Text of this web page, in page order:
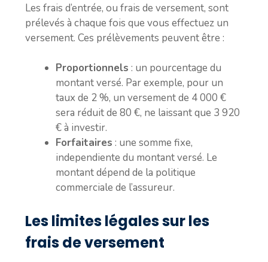
Les frais d’entrée, ou frais de versement, sont
prélevés à chaque fois que vous effectuez un
versement. Ces prélèvements peuvent être :
Proportionnels : un pourcentage du
montant versé. Par exemple, pour un
taux de 2 %, un versement de 4 000 €
sera réduit de 80 €, ne laissant que 3 920
€ à investir.
Forfaitaires : une somme fixe,
independiente du montant versé. Le
montant dépend de la politique
commerciale de l’assureur.
Les limites légales sur les
frais de versement